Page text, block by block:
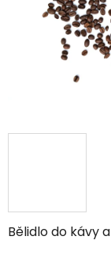
Bělidlo do kávy